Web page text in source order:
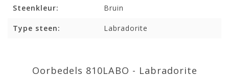
Steenkleur: Bruin
Type steen: Labradorite
Oorbedels 810LABO - Labradorite